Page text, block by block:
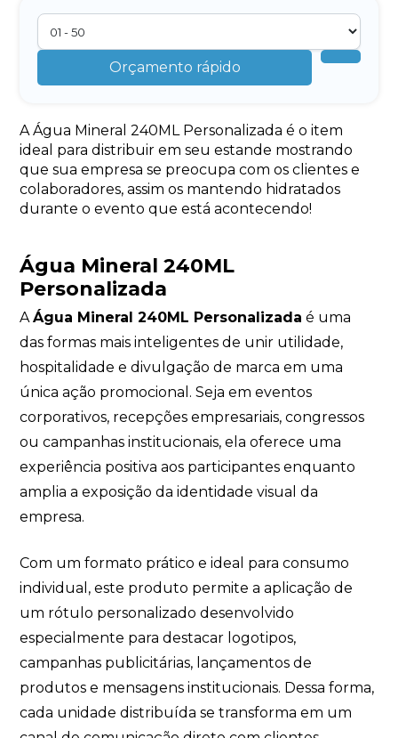
Orçamento rápido
A Água Mineral 240ML Personalizada é o item
ideal para distribuir em seu estande mostrando
que sua empresa se preocupa com os clientes e
colaboradores, assim os mantendo hidratados
durante o evento que está acontecendo!
Água Mineral 240ML
Personalizada
AÁgua Mineral 240ML Personalizada é uma
das formas mais inteligentes de unir utilidade,
hospitalidade e divulgação de marca em uma
única ação promocional. Seja em eventos
corporativos, recepções empresariais, congressos
ou campanhas institucionais, ela oferece uma
experiência positiva aos participantes enquanto
amplia a exposição da identidade visual da
empresa.
Com um formato prático e ideal para consumo
individual, este produto permite a aplicação de
um rótulo personalizado desenvolvido
especialmente para destacar logotipos,
campanhas publicitárias, lançamentos de
produtos e mensagens institucionais. Dessa forma,
cada unidade distribuída se transforma em um